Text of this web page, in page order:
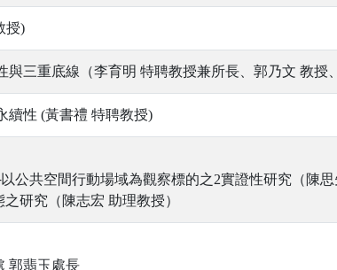
授)
三重底線（李育明 特聘教授兼所長、郭乃文 教授
續性 (黃書禮 特聘教授)
公共空間行動場域為觀察標的之2實證性研究（陳思
研究（陳志宏 助理教授）
郭翡玉處長